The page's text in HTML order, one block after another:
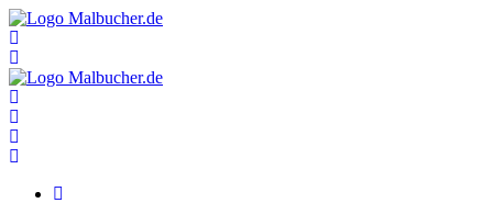
Zum
Inhalt
springen